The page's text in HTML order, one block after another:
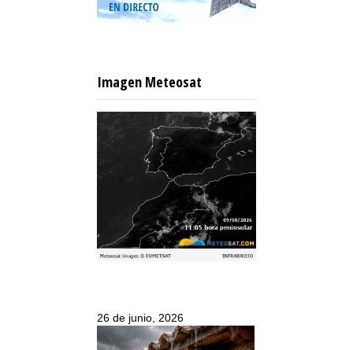
Imagen Meteosat
26 de junio, 2026